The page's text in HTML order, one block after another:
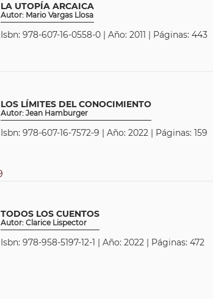
LA UTOPÍA ARCAICA
Autor: Mario Vargas Llosa
Isbn: 978-607-16-0558-0 | Año: 2011 | Páginas: 443
LOS LÍMITES DEL CONOCIMIENTO
Autor: Jean Hamburger
Isbn: 978-607-16-7572-9 | Año: 2022 | Páginas: 159
TODOS LOS CUENTOS
Autor: Clarice Lispector
Isbn: 978-958-5197-12-1 | Año: 2022 | Páginas: 472